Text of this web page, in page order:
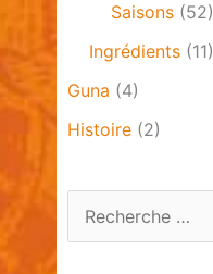
Saisons (52)
Ingrédients (11)
Guna (4)
Histoire (2)
u